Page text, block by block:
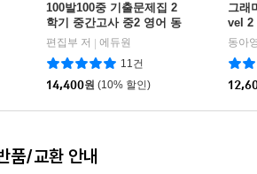
100발100중 기출문제집 2
학기 중간고사 중2 영어 동
아 윤정미 (2026년)
편집부 저
에듀원
11건
14,400원 (10% 할인)
그래
vel 2
동아
품/교환 안내